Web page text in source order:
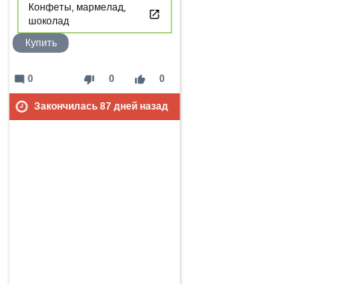
Конфеты, мармелад,
шоколад
Купить
thumb_down 0 thumb_up 0
mode_comment 0
Закончилась 87дней назад